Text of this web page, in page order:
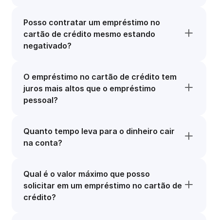
Posso contratar um empréstimo no
cartão de crédito mesmo estando
negativado?
O empréstimo no cartão de crédito tem
juros mais altos que o empréstimo
pessoal?
Quanto tempo leva para o dinheiro cair
na conta?
Qual é o valor máximo que posso
solicitar em um empréstimo no cartão de
crédito?